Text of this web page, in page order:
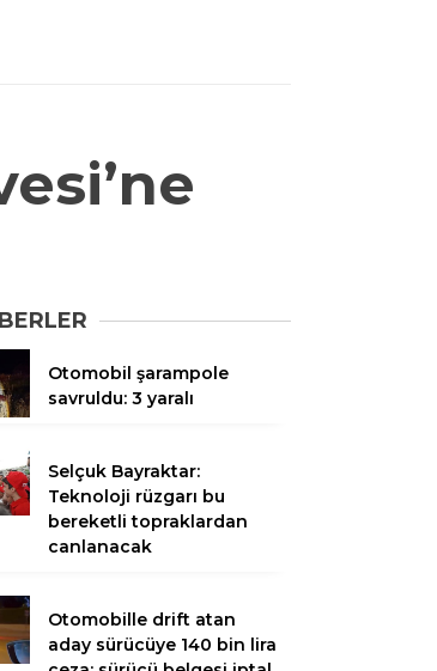
Otomobil şarampole
savruldu: 3 yaralı
Selçuk Bayraktar:
Teknoloji rüzgarı bu
bereketli topraklardan
canlanacak
Otomobille drift atan
aday sürücüye 140 bin lira